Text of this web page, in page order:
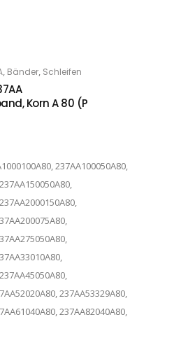
, Bänder, Schleifen
Korn A 80 (P
237AA100050A80,
237AA53329A80,
237AA82040A80,